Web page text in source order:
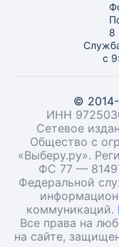
8
с
©
ИНН
Сетевое
Общество с
«Выберу.ру».
ФС 77 —
Федеральной
коммуникаций.
Все права на
на сайте,